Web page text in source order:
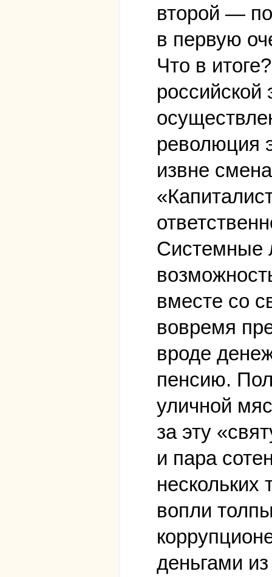
второй —
в первую
Что в
российской
революция
извне
Системные
вместе со
вовремя
вроде
пенсию.
уличной
за эту
и пара
нескольких
вопли
деньгами